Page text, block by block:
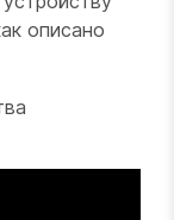
описано